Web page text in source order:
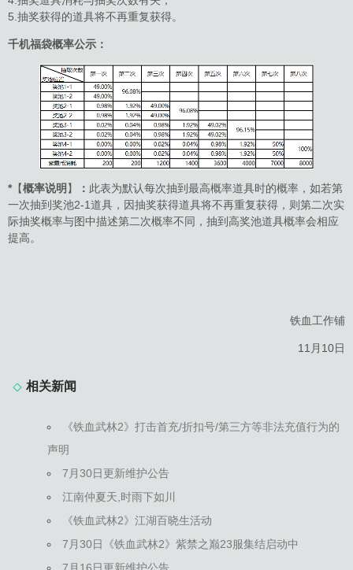
5.抽奖获得的道具将不再重复获得。
千机福袋概率公示：
*【概率说明 】 ： 此表为默认每次抽到最高概率道具时的概率，如若第
一次抽到奖池2-1道具，因抽奖获得道具将不再重复获得，则第二次实
际抽奖概率与图中描述第二次概率不同，抽到高奖池道具概率会相应
提高。
铁血工作铺
11月10日
相关新闻
《铁血武林2》打击首充/折扣号/第三方等非法充值行为的
声明
7月30日更新维护公告
江南仲夏天,时雨下如川
《铁血武林2》江湖百晓生活动
7月30日《铁血武林2》紫禁之巅23服集结启动中
7月16日更新维护公告